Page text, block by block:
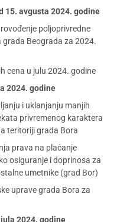
15. avgusta 2024. godine
poljoprivredne
Beograda za 2024.
cena u julu 2024. godine
2024. godine
i uklanјanјu manјih
privremenog karaktera
teritoriji grada Bora
prava na plaćanje
osiguranje i doprinosa za
umetnike (grad Bor)
uprave grada Bora za
2024. godine